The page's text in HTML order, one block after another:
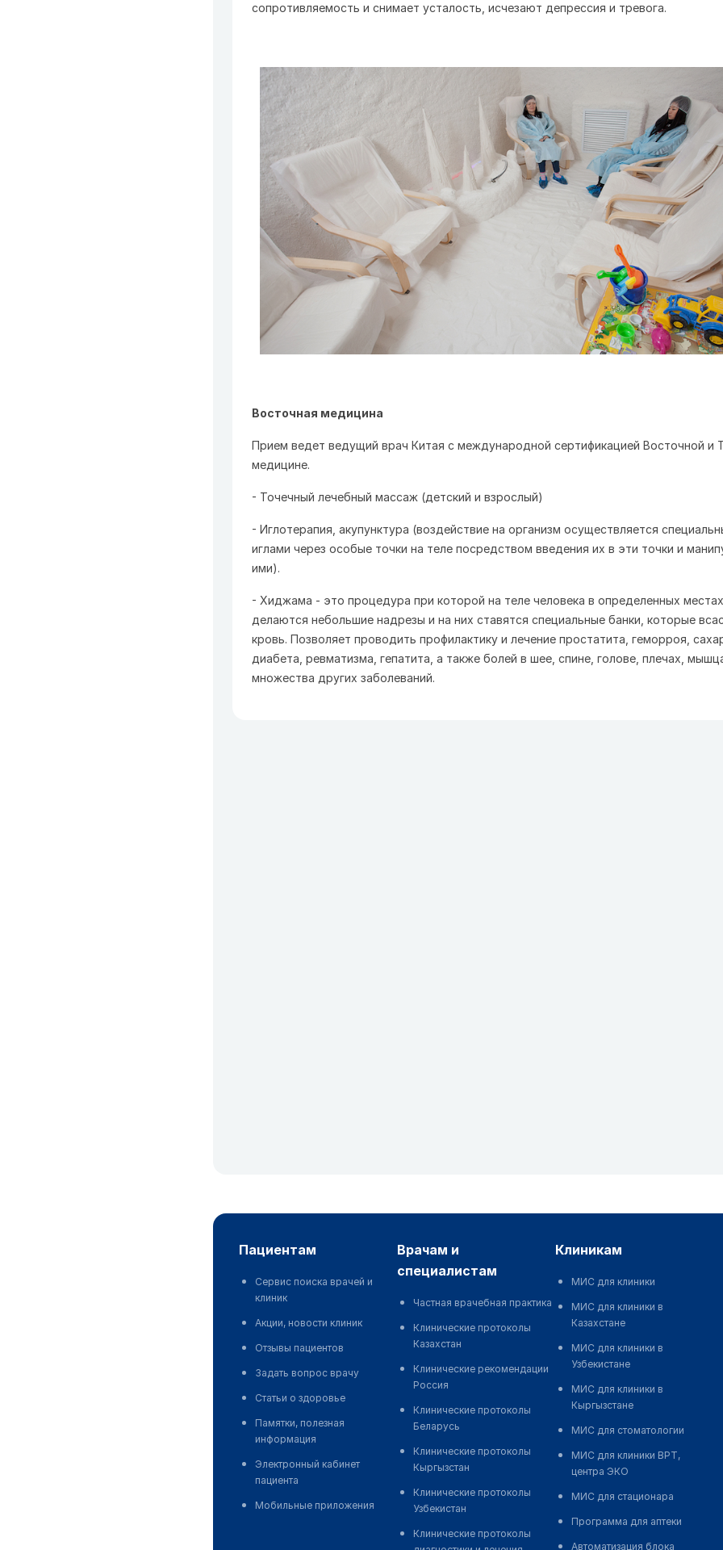
сопротивляемость и снимает усталость, исчезают депрессия и тревога.
Восточная медицина
Прием ведет ведущий врач Китая с международной сертификацией Восточной и
медицине.
- Точечный лечебный массаж (детский и взрослый)
- Иглотерапия, акупунктура (воздействие на организм осуществляется
иглами через особые точки на теле посредством введения их в эти точки и
ими).
- Хиджама - это процедура при которой на теле человека в определенных местах
делаются небольшие надрезы и на них ставятся специальные банки, которые
кровь. Позволяет проводить профилактику и лечение простатита, геморроя,
диабета, ревматизма, гепатита, а также болей в шее, спине, голове, плечах,
множества других заболеваний.
пациентам
Сервис поиска врачей и
клиник
Акции, новости клиник
Отзывы пациентов
Задать вопрос врачу
Статьи о здоровье
Памятки, полезная
информация
Электронный кабинет
пациента
Мобильные приложения
врачам и
специалистам
Частная врачебная практика
Клинические протоколы
Казахстан
Клинические рекомендации
Россия
Клинические протоколы
Беларусь
Клинические протоколы
Кыргызстан
Клинические протоколы
Узбекистан
Клинические протоколы
клиникам
МИС для клиники
МИС для клиники в
Казахстане
МИС для клиники в
Узбекистане
МИС для клиники в
Кыргызстане
МИС для стоматологии
МИС для клиники ВРТ,
центра ЭКО
МИС для стационара
Программа для аптеки
Автоматизация блока